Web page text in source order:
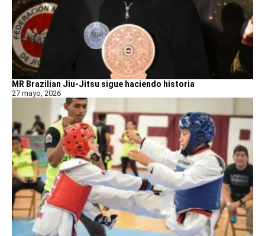
MR Brazilian Jiu-Jitsu sigue haciendo historia
27 mayo, 2026